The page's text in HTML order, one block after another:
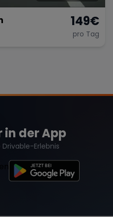
149€
pro Tag
in der App
Drivable-Erlebnis